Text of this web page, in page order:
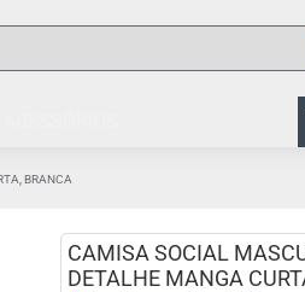
BRANCA
CAMISA SOCIAL
DETALHE MANGA